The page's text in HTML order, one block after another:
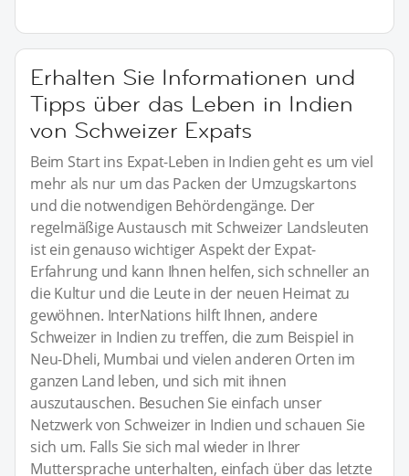
Erhalten Sie Informationen und
Tipps über das Leben in Indien
von Schweizer Expats
Beim Start ins Expat-Leben in Indien geht es um viel
mehr als nur um das Packen der Umzugskartons
und die notwendigen Behördengänge. Der
regelmäßige Austausch mit Schweizer Landsleuten
ist ein genauso wichtiger Aspekt der Expat-
Erfahrung und kann Ihnen helfen, sich schneller an
die Kultur und die Leute in der neuen Heimat zu
gewöhnen. InterNations hilft Ihnen, andere
Schweizer in Indien zu treffen, die zum Beispiel in
Neu-Dheli, Mumbai und vielen anderen Orten im
ganzen Land leben, und sich mit ihnen
auszutauschen. Besuchen Sie einfach unser
Netzwerk von Schweizer in Indien und schauen Sie
sich um. Falls Sie sich mal wieder in Ihrer
Muttersprache unterhalten, einfach über das letzte